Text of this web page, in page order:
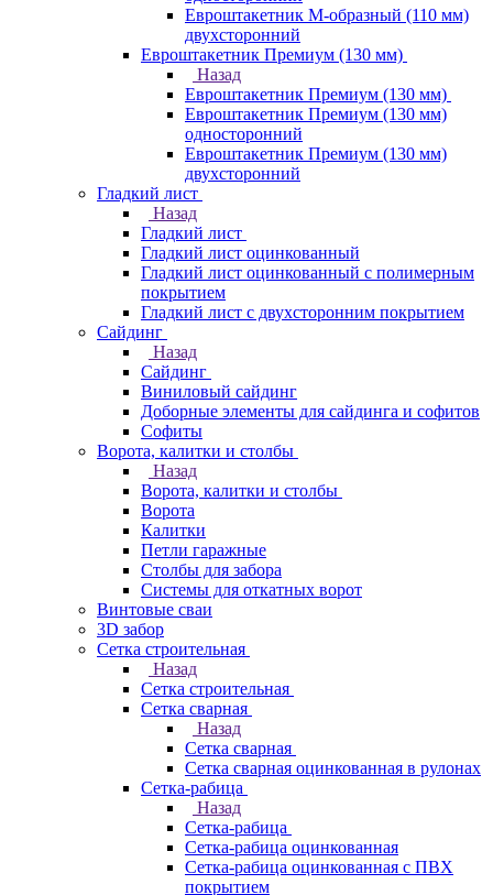
Евроштакетник М-образный (110 мм)
двухсторонний
Евроштакетник Премиум (130 мм)
Назад
Евроштакетник Премиум (130 мм)
Евроштакетник Премиум (130 мм)
односторонний
Евроштакетник Премиум (130 мм)
двухсторонний
Гладкий лист
Назад
Гладкий лист
Гладкий лист оцинкованный
Гладкий лист оцинкованный с полимерным
покрытием
Гладкий лист с двухсторонним покрытием
Сайдинг
Назад
Сайдинг
Виниловый сайдинг
Доборные элементы для сайдинга и софитов
Софиты
Ворота, калитки и столбы
Назад
Ворота, калитки и столбы
Ворота
Калитки
Петли гаражные
Столбы для забора
Системы для откатных ворот
Винтовые сваи
3D забор
Сетка строительная
Назад
Сетка строительная
Сетка сварная
Назад
Сетка сварная
Сетка сварная оцинкованная в рулонах
Сетка-рабица
Назад
Сетка-рабица
Сетка-рабица оцинкованная
Сетка-рабица оцинкованная с ПВХ
покрытием